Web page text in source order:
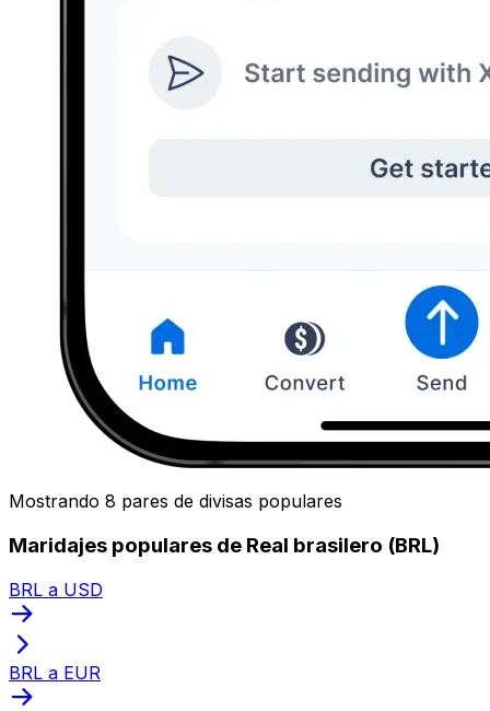
Mostrando 8 pares de divisas populares
Maridajes populares de Real brasilero (BRL)
BRL a USD
BRL a EUR